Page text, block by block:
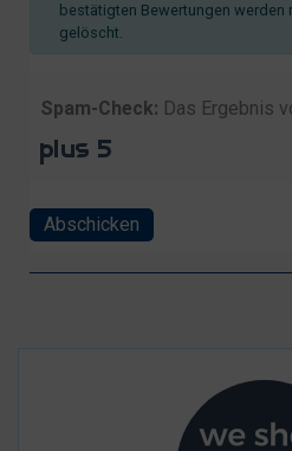
bestätigten Bewertungen werden
gelöscht.
Spam-Check: Das Ergebnis
Abschicken